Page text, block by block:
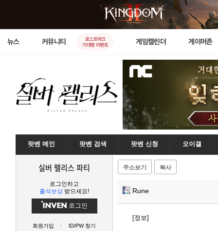
뉴스 커뮤니티
로스트아크
기대평 이벤트
게임캘린더 게이머존
팟벤 메인 팟벤 검색 팟벤 신청 오이갤
실버 팰리스 파티
로그인하고
출석보상 받으세요!
로그인
회원가입 ID/PW 찾기
주소보기 복사
Rune
[정보]